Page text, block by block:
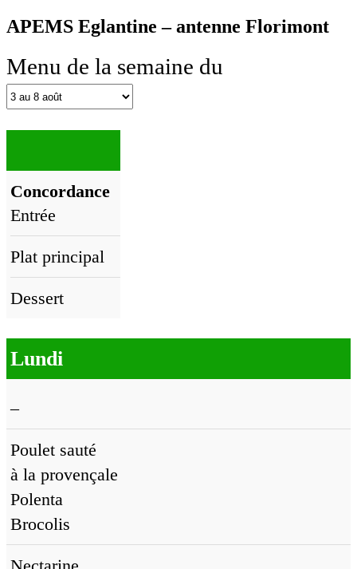
APEMS Eglantine – antenne Florimont
Menu de la semaine du
Concordance
Entrée
Plat principal
Dessert
Lundi
–
Poulet sauté
à la provençale
Polenta
Brocolis